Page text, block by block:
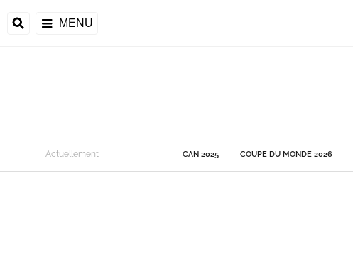
MENU
de la CAF
Actuellement CAN 2025 COUPE DU MONDE 2026